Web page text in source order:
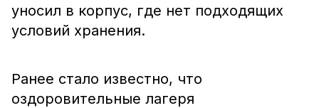
уносил в корпус, где нет подходящих
условий хранения.
Ранее стало известно, что
оздоровительные лагеря